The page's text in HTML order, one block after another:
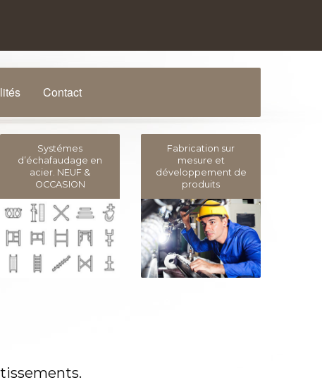
Contact
Systémes
d’échafaudage en
acier. NEUF &
OCCASION
Fabrication sur
mesure et
développement de
produits